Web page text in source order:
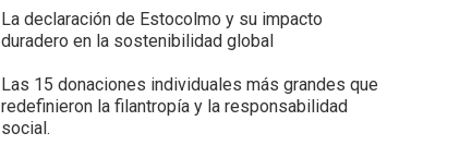
La declaración de Estocolmo y su impacto
duradero en la sostenibilidad global
Las 15 donaciones individuales más grandes que
redefinieron la filantropía y la responsabilidad
social.